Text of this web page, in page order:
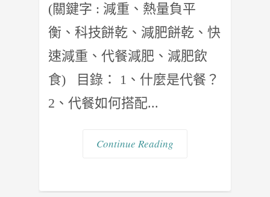
(關鍵字 : 減重、熱量負平
衡、科技餅乾、減肥餅乾、快
速減重、代餐減肥、減肥飲
食) 目錄： 1、什麼是代餐？
2、代餐如何搭配...
Continue Reading